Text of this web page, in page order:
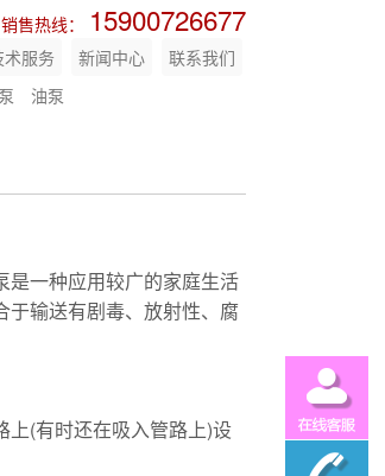
销售热线： 15900726677
术服务 新闻中心
联系我们
油泵
一种应用较广的家庭生活
于输送有剧毒、放射性、腐
(有时还在吸入管路上)设